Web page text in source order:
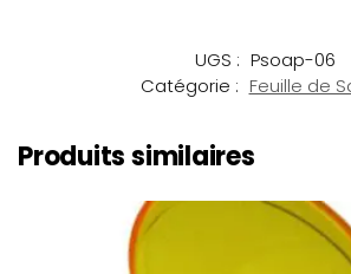
UGS : Psoap-06
Catégorie : Feuille de
Produits similaires